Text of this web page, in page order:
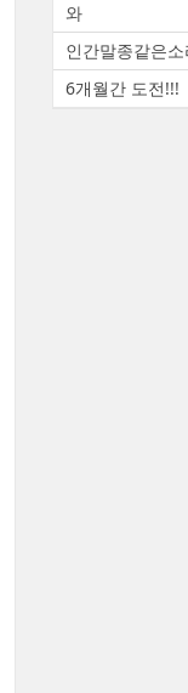
와
인간말종같은소
6개월간 도전!!!